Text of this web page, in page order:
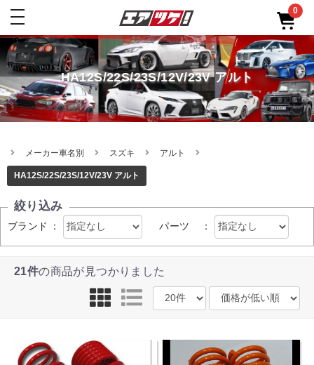
toggle
0
HA12S/22S/23S/12V/23V アルト
メーカー車名別 スズキ アルト
HA12S/22S/23S/12V/23V アルト
絞り込み
ブランド ： パーツ ：
21件の商品が見つかりました